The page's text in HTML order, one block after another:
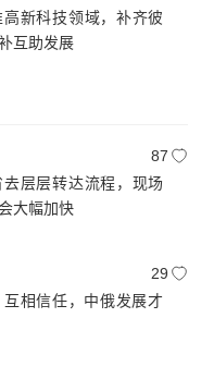
新科技领域，补齐彼
互助发展
87
层层转达流程，现场
29
相信任，中俄发展才